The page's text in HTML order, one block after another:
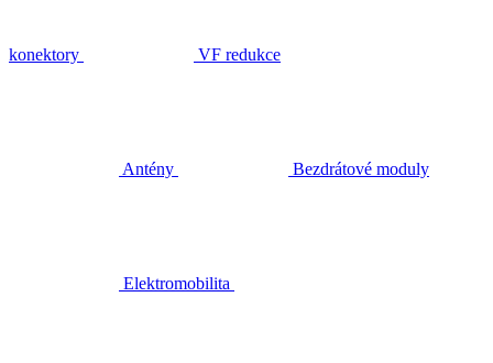
konektory VF redukce
Antény Bezdrátové moduly
Elektromobilita